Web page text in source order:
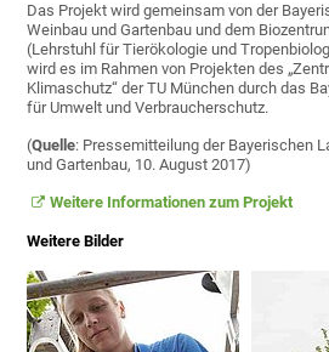
Das Projekt wird gemeinsam von der
Weinbau und Gartenbau und dem
(Lehrstuhl für Tierökologie und
wird es im Rahmen von Projekten des
Klimaschutz“ der TU München durch das
für Umwelt und Verbraucherschutz.
(Quelle: Pressemitteilung der Bayerischen
und Gartenbau, 10. August 2017)
Weitere Informationen zum Projekt
Weitere Bilder